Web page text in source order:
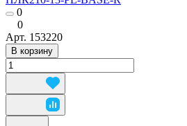
0
0
Арт. 153220
В корзину